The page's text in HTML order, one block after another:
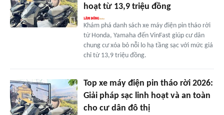
hoạt từ 13,9 triệu đồng
Khám phá danh sách xe máy điện pin tháo rời
từ Honda, Yamaha đến VinFast giúp cư dân
chung cư xóa bỏ nỗi lo hạ tầng sạc với mức giá
chỉ từ 13,9 triệu đồng.
Top xe máy điện pin tháo rời 2026:
Giải pháp sạc linh hoạt và an toàn
cho cư dân đô thị